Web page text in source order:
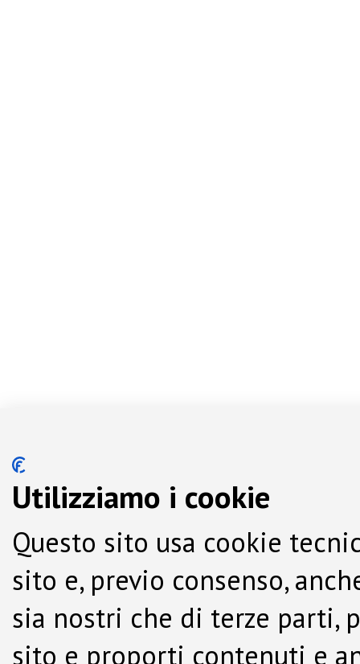
Utilizziamo i cookie
Questo sito usa cookie
sito e, previo consenso,
sia nostri che di terze parti,
sito e proporti contenuti e